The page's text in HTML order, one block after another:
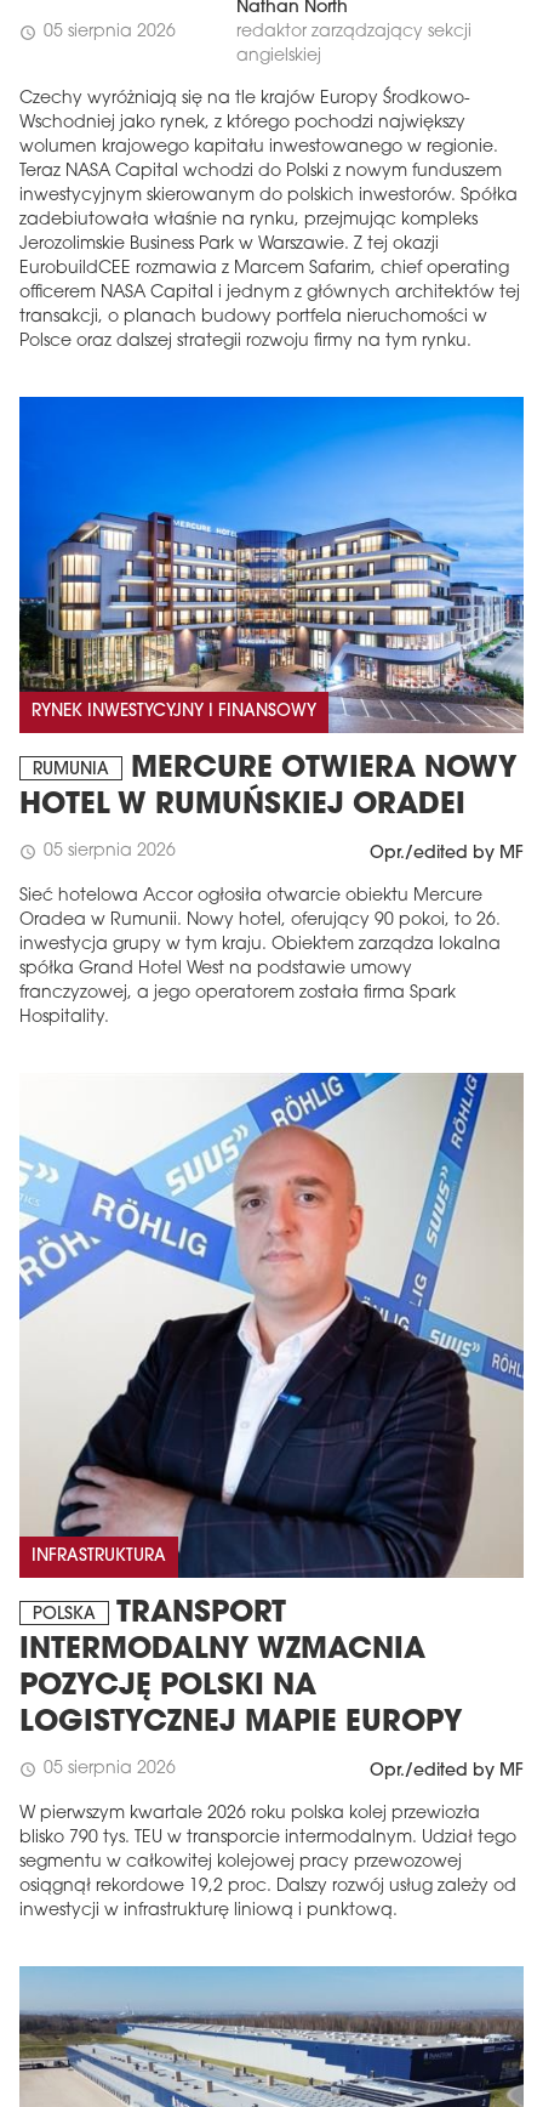
schedule 05 sierpnia 2026
Nathan North
redaktor zarządzający sekcji
angielskiej
Czechy wyróżniają się na tle krajów Europy Środkowo-
Wschodniej jako rynek, z którego pochodzi największy
wolumen krajowego kapitału inwestowanego w regionie.
Teraz NASA Capital wchodzi do Polski z nowym funduszem
inwestycyjnym skierowanym do polskich inwestorów. Spółka
zadebiutowała właśnie na rynku, przejmując kompleks
Jerozolimskie Business Park w Warszawie. Z tej okazji
EurobuildCEE rozmawia z Marcem Safarim, chief operating
officerem NASA Capital i jednym z głównych architektów tej
transakcji, o planach budowy portfela nieruchomości w
Polsce oraz dalszej strategii rozwoju firmy na tym rynku.
RYNEK INWESTYCYJNY I FINANSOWY
RUMUNIA
MERCURE OTWIERA NOWY
HOTEL W RUMUŃSKIEJ ORADEI
schedule 05 sierpnia 2026 Opr./edited by MF
Sieć hotelowa Accor ogłosiła otwarcie obiektu Mercure
Oradea w Rumunii. Nowy hotel, oferujący 90 pokoi, to 26.
inwestycja grupy w tym kraju. Obiektem zarządza lokalna
spółka Grand Hotel West na podstawie umowy
franczyzowej, a jego operatorem została firma Spark
Hospitality.
INFRASTRUKTURA
POLSKA
TRANSPORT
INTERMODALNY WZMACNIA
POZYCJĘ POLSKI NA
LOGISTYCZNEJ MAPIE EUROPY
schedule 05 sierpnia 2026 Opr./edited by MF
W pierwszym kwartale 2026 roku polska kolej przewiozła
blisko 790 tys. TEU w transporcie intermodalnym. Udział tego
segmentu w całkowitej kolejowej pracy przewozowej
osiągnął rekordowe 19,2 proc. Dalszy rozwój usług zależy od
inwestycji w infrastrukturę liniową i punktową.